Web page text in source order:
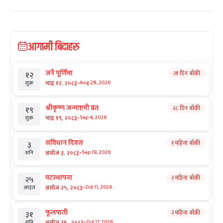
आगामी बिदाहरु
१२
शुक्र
जनै पूर्णिमा
भाद्र १२, २०८३-Aug 28, 2026
२१ दिन बाँकी
१९
शुक्र
श्रीकृष्ण जन्माष्टमी व्रत
भाद्र १९, २०८३-Sep 4, 2026
२८ दिन बाँकी
३
शनि
संविधान दिवस
असोज ३, २०८३-Sep 19, 2026
१ महिना बाँकी
२५
आइत
घटस्थापना
असोज २५, २०८३-Oct 11, 2026
२ महिना बाँकी
३१ फूलपाती २ महिना बाँकी